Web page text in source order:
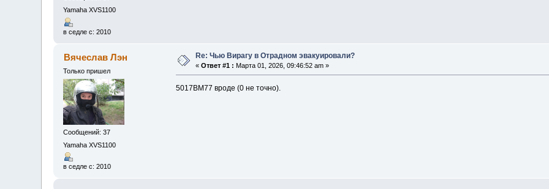
Yamaha XVS1100
в седле с: 2010
Вячеслав Лэн
Только пришел
Сообщений: 37
Yamaha XVS1100
в седле с: 2010
Re: Чью Вирагу в Отрадном эвакуировали?
«Ответ #1 : Марта 01, 2026, 09:46:52 am »
5017ВМ77 вроде (0 не точно).